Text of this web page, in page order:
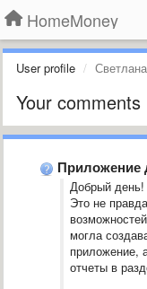
HomeMoney
User profile Светлана
Your comments
Приложение
Добрый день!
Это не
могла
приложение,
отчеты в